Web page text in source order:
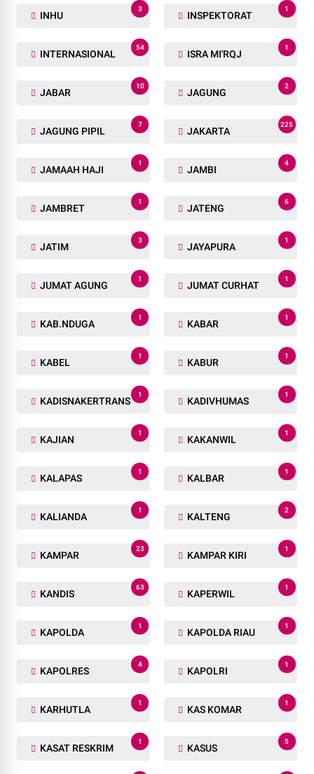
INHU
3
INSPEKTORAT
1
INTERNASIONAL
54
ISRA MI'RQJ
1
JABAR
10
JAGUNG
2
JAGUNG PIPIL
7
JAKARTA
225
JAMAAH HAJI
1
JAMBI
4
JAMBRET
1
JATENG
6
JATIM
3
JAYAPURA
1
JUMAT AGUNG
1
JUMAT CURHAT
1
KAB.NDUGA
1
KABAR
1
KABEL
1
KABUR
1
KADISNAKERTRANS
1
KADIVHUMAS
1
KAJIAN
1
KAKANWIL
1
KALAPAS
1
KALBAR
1
KALIANDA
1
KALTENG
2
KAMPAR
23
KAMPAR KIRI
1
KANDIS
63
KAPERWIL
1
KAPOLDA
1
KAPOLDA RIAU
1
KAPOLRES
4
KAPOLRI
1
KARHUTLA
1
KAS KOMAR
1
KASAT RESKRIM
1
KASUS
5